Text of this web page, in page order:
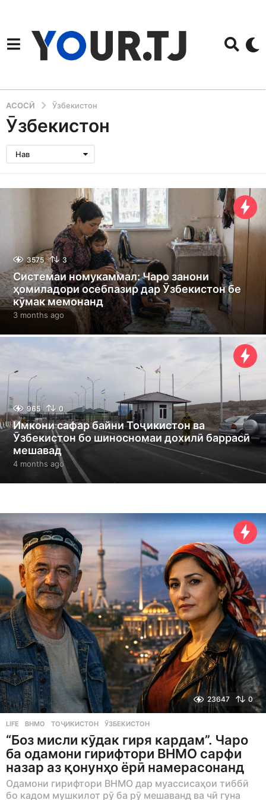
АСОСӢ Ӯзбекистон
Ӯзбекистон
Нав
3575 3
Системаи номукаммал: Чаро занони
ҳомиладори осебпазир дар Ӯзбекистон бе
кӯмак мемонанд
3 months ago
o
o
965 0
Имкони сафар байни Тоҷикистон ва
Ӯзбекистон бо шиносномаи дохилӣ баррасӣ
мешавад
4 months ago4
m
o
s
a
g
o
23647 0
LIFE ВНМО ,ТОҶИКИСТОН ,ӮЗБЕКИСТОН
“Боз мисли кӯдак гиря кардам”. Чаро
ба одамони гирифтори ВНМО сарфи
назар аз қонунҳо ёрӣ намерасонанд
Одамони гирифтори ВНМО дар муассисаҳои тиббӣ
бо кадом мушкилот рӯ ба рӯ мешаванд ва чӣ гуна